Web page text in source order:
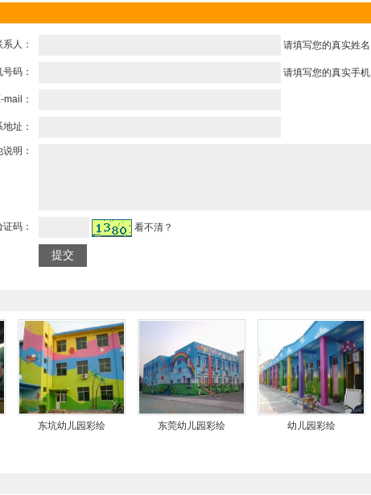
系人： 请填写您的真实姓名
码： 请填写您的真实手机
mail：
址：
明：
证码： 看不清？
东坑幼儿园彩绘 东莞幼儿园彩绘 幼儿园彩绘